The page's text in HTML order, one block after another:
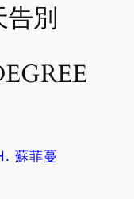
告別
蘇菲蔓